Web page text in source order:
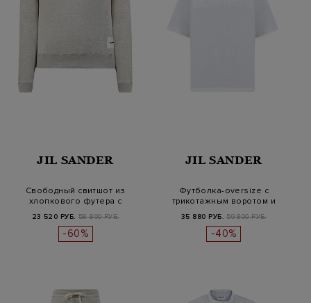
JIL SANDER
Свободный свитшот из
хлопкового футера с
нашивкой
23 520 РУБ. 58 800 РУБ.
-60%
JIL SANDER
Футболка-oversize с
трикотажным воротом и
принтом в то…
35 880 РУБ. 59 800 РУБ.
-40%